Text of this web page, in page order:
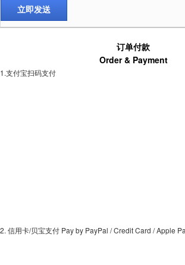
订单付款
Order & Payment
1.支付宝扫
2. 信用卡/贝宝支付 Pay by PayPal / Credit Card / Apple